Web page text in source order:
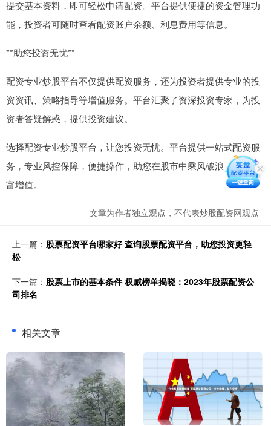
提交基本资料，即可轻松申请配资。平台提供便捷的资金管理功
能，投资者可随时查看配资账户余额、利息费用等信息。
**助您投资无忧**
配资专业炒股平台不仅提供配资服务，还为投资者提供专业的投
资资讯、策略指导等增值服务。平台汇聚了资深投资专家，为投
资者答疑解惑，提供投资建议。
选择配资专业炒股平台，让您投资无忧。平台提供一站式配资服
务，专业风控保障，便捷操作，助您在股市中乘风破浪，实现财
富增值。
文章为作者独立观点，不代表炒股配资网观点
上一篇： 股票配资平台哪家好 查询股票配资平台，助您投资更轻
松
下一篇： 股票上市的基本条件 权威榜单揭晓：2023年股票配资公
司排名
相关文章